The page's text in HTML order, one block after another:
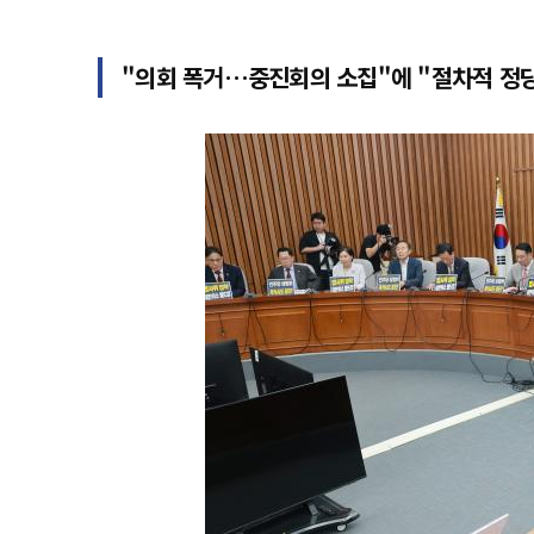
"의회 폭거…중진회의 소집"에 "절차적 정